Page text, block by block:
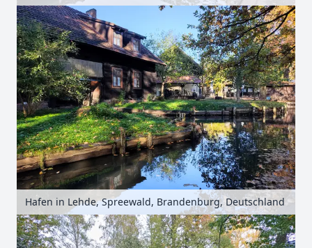
Hafen in Lehde, Spreewald, Brandenburg, Deutschland